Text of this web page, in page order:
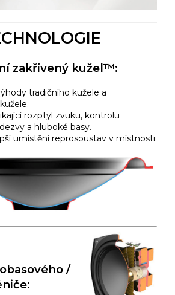
zakřivený kužel™:
tradičního kužele a
rozptyl zvuku, kontrolu
a hluboké basy.
umístění reprosoustav v místnosti.
/